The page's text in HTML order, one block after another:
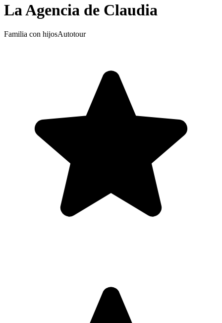
La Agencia de Claudia
Familia con hijosAutotour